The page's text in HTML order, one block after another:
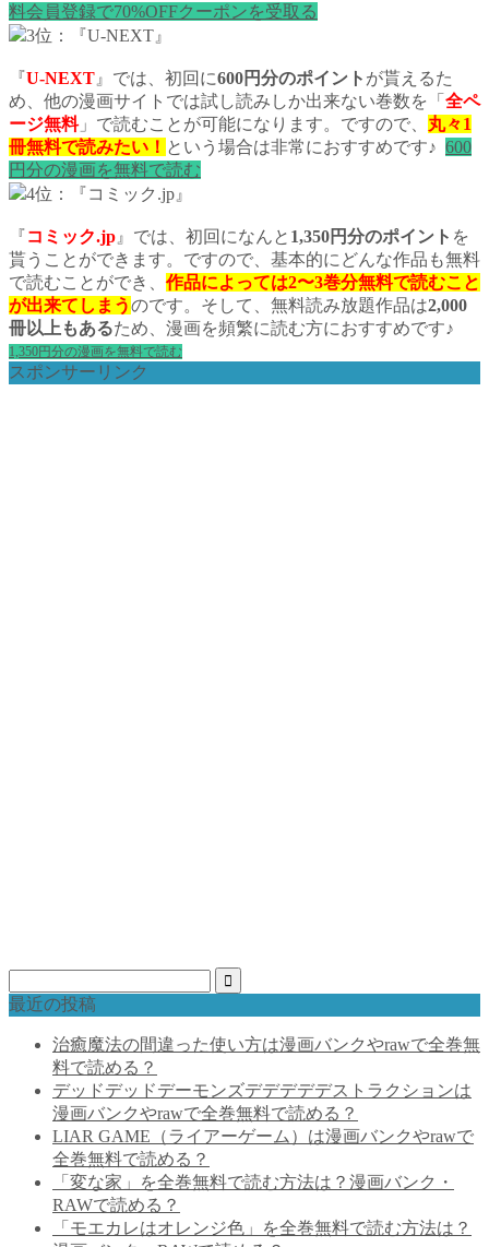
料会員登録で70%OFFクーポンを受取る
3位：『U-NEXT』
『U-NEXT 』では、初回に600円分のポイント が貰えるた
め、他の漫画サイトでは試し読みしか出来ない巻数を「 全ペ
ージ無料」で読むことが可能になります。ですので、 丸々1
冊無料で読みたい！ という場合は非常におすすめです♪ 600
円分の漫画を無料で読む
4位：『コミック.jp』
『コミック.jp 』では、初回になんと 1,350円分のポイント を
貰うことができます。ですので、基本的にどんな作品も無料
で読むことができ、 作品によっては2〜3巻分無料で読むこと
が出来てしまうのです。そして、無料読み放題作品は2,000
冊以上もあるため、漫画を頻繁に読む方におすすめです♪
1,350円分の漫画を無料で読む
スポンサーリンク
最近の投稿
治癒魔法の間違った使い方は漫画バンクやrawで全巻無
料で読める？
デッドデッドデーモンズデデデデデストラクションは
漫画バンクやrawで全巻無料で読める？
LIAR GAME（ライアーゲーム）は漫画バンクやrawで
全巻無料で読める？
「変な家」を全巻無料で読む方法は？漫画バンク・
RAWで読める？
「モエカレはオレンジ色」を全巻無料で読む方法は？